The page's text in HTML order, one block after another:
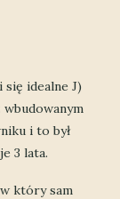
się idealne J)
i to był
3 lata.
który sam